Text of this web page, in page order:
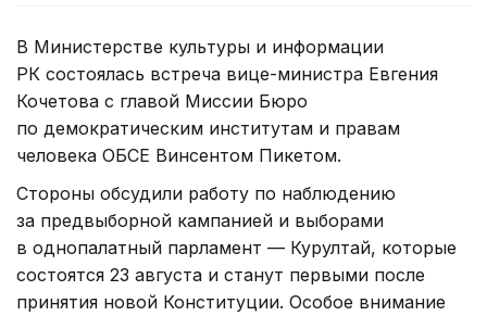
В Министерстве культуры и информации
РК состоялась встреча вице-министра Евгения
Кочетова с главой Миссии Бюро
по демократическим институтам и правам
человека ОБСЕ Винсентом Пикетом.
Стороны обсудили работу по наблюдению
за предвыборной кампанией и выборами
в однопалатный парламент — Курултай, которые
состоятся 23 августа и станут первыми после
принятия новой Конституции. Особое внимание